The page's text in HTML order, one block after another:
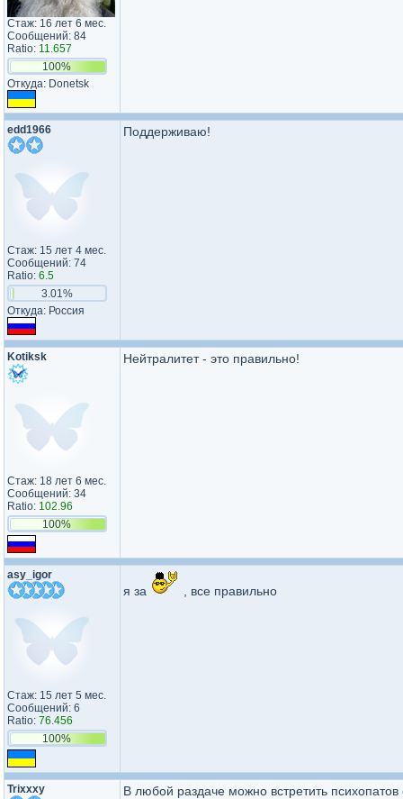
Стаж: 16 лет 6 мес.
Сообщений: 84
Ratio: 11.657
100%
Откуда: Donetsk
edd1966
Стаж: 15 лет 4 мес.
Сообщений: 74
Ratio: 6.5
3.01%
Откуда: Россия
Поддерживаю!
Kotiksk
Стаж: 18 лет 6 мес.
Сообщений: 34
Ratio: 102.96
100%
Нейтралитет - это правильно!
asy_igor
Стаж: 15 лет 5 мес.
Сообщений: 6
Ratio: 76.456
100%
я за , все правильно
Trixxxy
В любой раздаче можно встретить